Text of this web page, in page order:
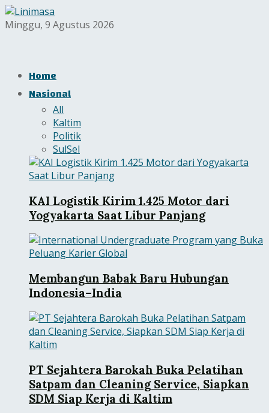
Minggu, 9 Agustus 2026
Home
Nasional
All
Kaltim
Politik
SulSel
KAI Logistik Kirim 1.425 Motor dari
Yogyakarta Saat Libur Panjang
Membangun Babak Baru Hubungan
Indonesia–India
PT Sejahtera Barokah Buka Pelatihan
Satpam dan Cleaning Service, Siapkan
SDM Siap Kerja di Kaltim